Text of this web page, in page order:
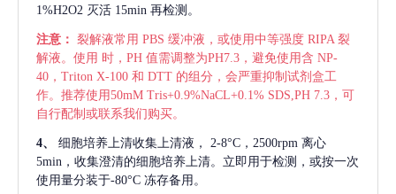
1%H2O2 灭活 15min 再检测。
注意： 裂解液常用 PBS 缓冲液，或使用中等强度 RIPA 裂
解液。使用 时，PH 值需调整为PH7.3，避免使用含 NP-
40，Triton X-100 和 DTT 的组分，会严重抑制试剂盒工
作。推荐使用50mM Tris+0.9%NaCL+0.1% SDS,PH 7.3，可
自行配制或联系我们购买。
4、 细胞培养上清收集上清液，
2-8°C，2500rpm 离心
5min，收集澄清的细胞培养上清。立即用于检测，或按一次
使用量分装于-80°C 冻存备用。